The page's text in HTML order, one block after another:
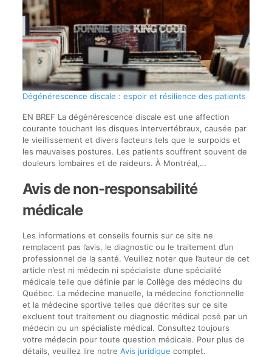
Dégénérescence discale : espoir et résilience des patients
EN BREF La dégénérescence discale est une affection
courante touchant les disques intervertébraux, causée par
le vieillissement et divers facteurs tels que le surpoids et
les mauvaises postures. Les patients souffrent souvent de
douleurs lombaires et de raideurs. À Montréal,…
Avis de non-responsabilité
médicale
Les informations et conseils fournis sur ce site ne
remplacent pas l’avis, le diagnostic ou le traitement d’un
professionnel de la santé. Veuillez noter que l’auteur de cet
article n’est ni médecin ni spécialiste d’une spécialité
médicale telle que définie par le Collège des médecins du
Québec. La médecine manuelle, la médecine fonctionnelle
et la médecine sportive telles que décrites sur ce site
excluent tout traitement ou diagnostic médical posé par un
médecin ou un spécialiste médical. Consultez toujours
votre médecin pour toute question médicale. Pour plus de
détails, veuillez lire notre Avis juridique complet.